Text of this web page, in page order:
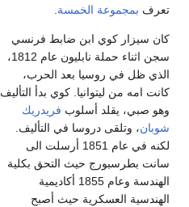
تعرف بمجموعة الخمسة.
كان سيزار كوي ابن ضابط فرنسي
سجن اثناء حملة نابليون عام 1812،
الذي ظل في روسيا بعد الحرب،
كانت امه من ليتوانيا. كوي بدأ التأليف
وهو صبي، يقلد أسلوب فريدريك
شوبان، وتلقى دروسا في التأليف.
لكنه في عام 1851 أرسلت الى
سانت بطرسبورج حيث التحق بكلية
الهندسة وعام 1855 أكاديمية
الهندسية العسكرية حيث أصبح